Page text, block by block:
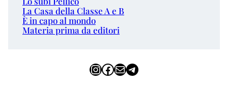
La Casa della Classe A e B
È in capo al mondo
Materia prima da editori
InstagramFacebook Email Telegram